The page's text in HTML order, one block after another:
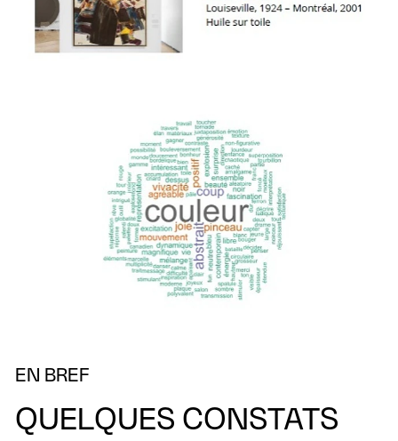
EN BREF
QUELQUES CONSTATS